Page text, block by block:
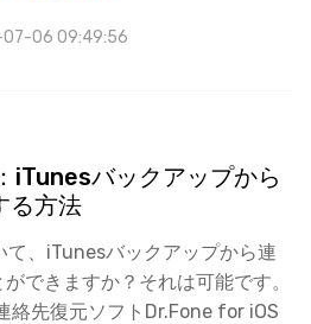
07-06 09:49:56
iTunesバックアップから
る方法
、iTunesバックアップから連
できますか？それは可能です。
先復元ソフトDr.Fone for iOS